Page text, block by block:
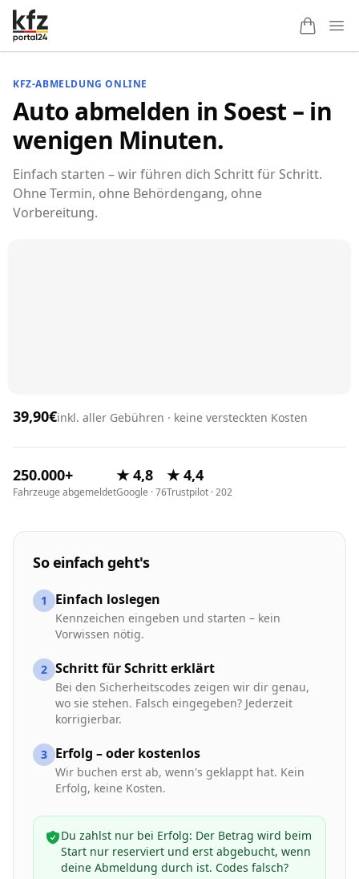
KFZ-ABMELDUNG ONLINE
Auto abmelden in Soest – in
wenigen Minuten.
Einfach starten – wir führen dich Schritt für Schritt.
Ohne Termin, ohne Behördengang, ohne
Vorbereitung.
39,90€inkl. aller Gebühren · keine versteckten Kosten
250.000+
Fahrzeuge abgemeldet
★ 4,8
Google · 76
★ 4,4
Trustpilot · 202
So einfach geht's
1 Einfach loslegen
Kennzeichen eingeben und starten – kein
Vorwissen nötig.
2 Schritt für Schritt erklärt
Bei den Sicherheitscodes zeigen wir dir genau,
wo sie stehen. Falsch eingegeben? Jederzeit
korrigierbar.
3 Erfolg – oder kostenlos
Wir buchen erst ab, wenn's geklappt hat. Kein
Erfolg, keine Kosten.
Du zahlst nur bei Erfolg: Der Betrag wird beim
Start nur reserviert und erst abgebucht, wenn
deine Abmeldung durch ist. Codes falsch?